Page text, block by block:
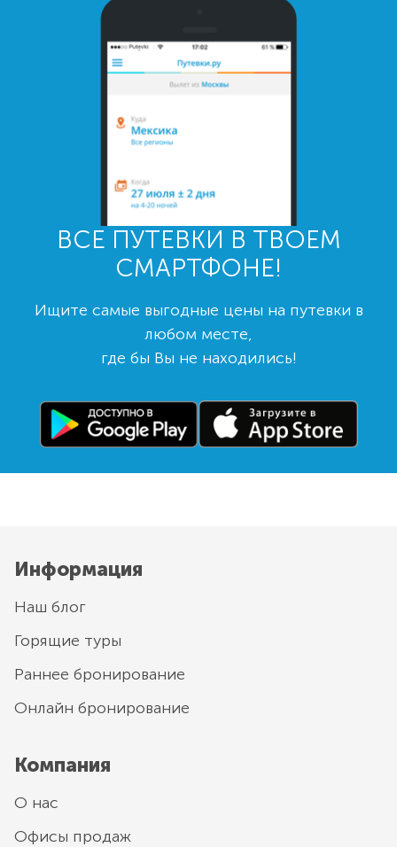
ВСЕ ПУТЕВКИ В ТВОЕМ
СМАРТФОНЕ!
Ищите самые выгодные цены на путевки в
любом месте,
где бы Вы не находились!
Информация
Наш блог
Горящие туры
Раннее бронирование
Онлайн бронирование
Компания
О нас
Офисы продаж